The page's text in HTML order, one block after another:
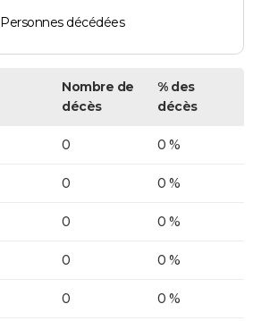
Personnes décédées
Nombre de
décès
% des
décès
0 0 %
0 0 %
0 0 %
0 0 %
0 0 %